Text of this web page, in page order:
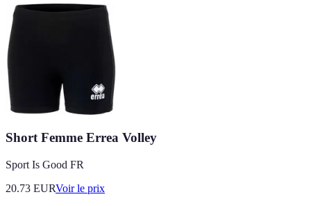
Short Femme Errea Volley
Sport Is Good FR
20.73 EURVoir le prix